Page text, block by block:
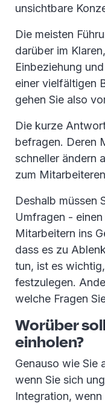
unsichtbare
Die meisten
darüber im
Einbeziehung
einer vielfältigen
gehen Sie also
Die kurze
befragen. Deren
schneller ändern
zum
Deshalb müssen
Umfragen -
Mitarbeitern ins
dass es zu
tun, ist es
festzulegen.
welche Fragen
Worüber
einholen?
Genauso wie Sie
wenn Sie sich
Integration,